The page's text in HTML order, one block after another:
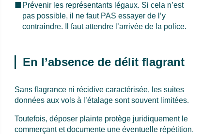
Prévenir les représentants légaux. Si cela n’est
pas possible, il ne faut PAS essayer de l’y
contraindre. Il faut attendre l’arrivée de la police.
En l’absence de délit flagrant
Sans flagrance ni récidive caractérisée, les suites
données aux vols à l’étalage sont souvent limitées.
Toutefois, déposer plainte protège juridiquement le
commerçant et documente une éventuelle répétition.